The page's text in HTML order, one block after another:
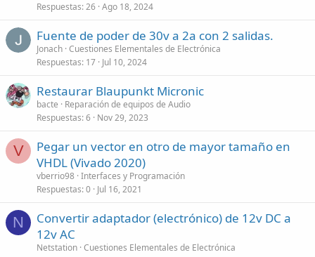
Respuestas 26 Ago 18, 2024
Fuente de poder de 30v a 2a con 2 salidas.
Jonach Cuestiones Elementales de Electrónica
Respuestas 17 Jul 10, 2024
Restaurar Blaupunkt Micronic
bacte
Reparación de equipos de Audio
Respuestas 6 Nov 29, 2023
V
Pegar un vector en otro de mayor tamaño en
VHDL (Vivado 2020)
vberrio98 Interfaces y Programación
Respuestas 0 Jul 16, 2021
N
Convertir adaptador (electrónico) de 12v DC a
12v AC
Netstation Cuestiones Elementales de Electrónica